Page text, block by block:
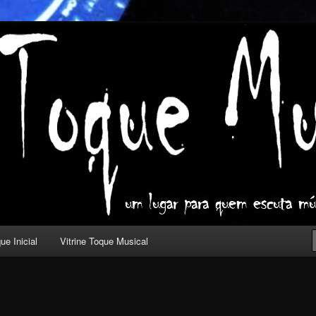
com outros olhos.
Inicial Vitrine Toque Musical